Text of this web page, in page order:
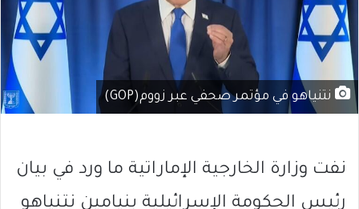
نتنياهو في مؤتمر صحفي عبر زووم(GOP)
نفت وزارة الخارجية الإماراتية ما ورد في بيان
رئيس الحكومة الإسرائيلية بنيامين نتنياهو